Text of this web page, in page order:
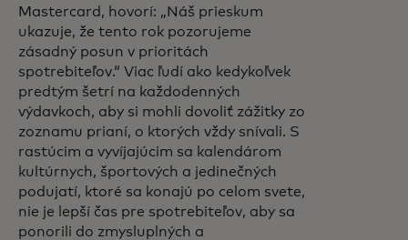
Mastercard, hovorí: „Náš prieskum
ukazuje, že tento rok pozorujeme
zásadný posun v prioritách
spotrebiteľov.“ Viac ľudí ako kedykoľvek
predtým šetrí na každodenných
výdavkoch, aby si mohli dovoliť zážitky zo
zoznamu prianí, o ktorých vždy snívali. S
rastúcim a vyvíjajúcim sa kalendárom
kultúrnych, športových a jedinečných
podujatí, ktoré sa konajú po celom svete,
nie je lepší čas pre spotrebiteľov, aby sa
ponorili do zmysluplných a